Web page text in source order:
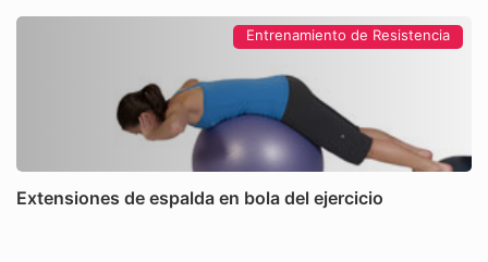
Entrenamiento de Resistencia
Extensiones de espalda en bola del ejercicio